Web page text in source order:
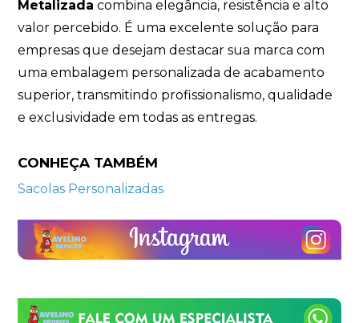
Metalizada combina elegância, resistência e alto
valor percebido. É uma excelente solução para
empresas que desejam destacar sua marca com
uma embalagem personalizada de acabamento
superior, transmitindo profissionalismo, qualidade
e exclusividade em todas as entregas.
CONHEÇA TAMBÉM
Sacolas Personalizadas